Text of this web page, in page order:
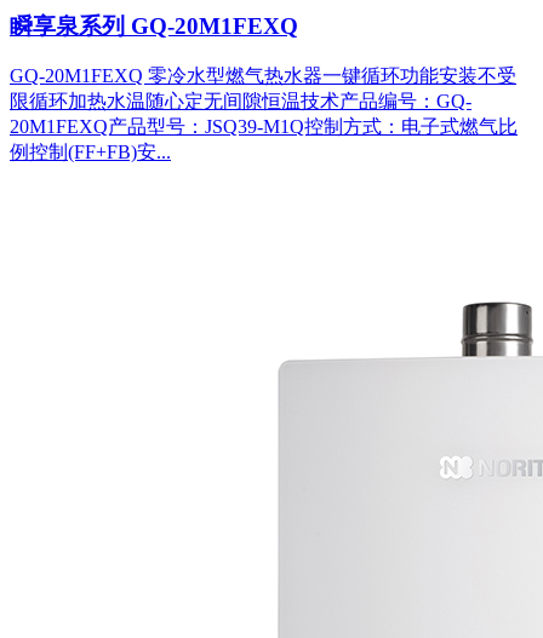
瞬享泉系列 GQ-20M1FEXQ
GQ-20M1FEXQ 零冷水型燃气热水器一键循环功能安装不受
限循环加热水温随心定无间隙恒温技术产品编号：GQ-
20M1FEXQ产品型号：JSQ39-M1Q控制方式：电子式燃气比
例控制(FF+FB)安...